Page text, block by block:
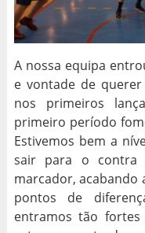
A nossa equipa
e vontade de
nos primeiros
primeiro período
Estivemos bem a
sair para o contra
marcador, acabando
pontos de
entramos tão